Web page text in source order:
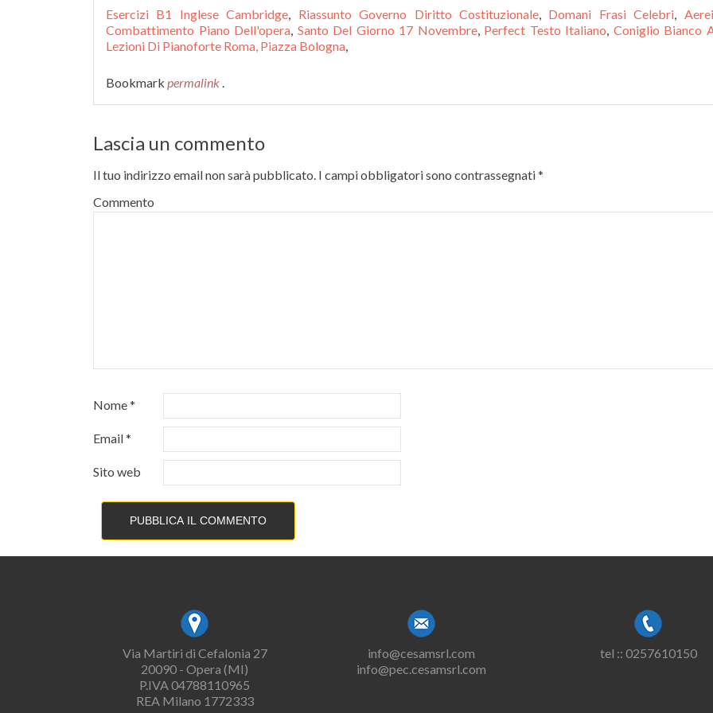
Esercizi B1 Inglese Cambridge, Riassunto Governo Diritto Costituzionale, Domani Frasi Celebri,
Combattimento Piano Dell'opera, Santo Del Giorno 17 Novembre, Perfect Testo Italiano, Coniglio Bianco
Lezioni Di Pianoforte Roma, Piazza Bologna,
Bookmark permalink .
Lascia un commento
Il tuo indirizzo email non sarà pubblicato. I campi obbligatori sono contrassegnati*
Commento
Nome*
Email*
Sito web
Via Martiri di Cefalonia 27
20090 - Opera (MI)
P.IVA 04788110965
REA Milano 1772333
info@cesamsrl.com
info@pec.cesamsrl.com
tel :: 0257610150